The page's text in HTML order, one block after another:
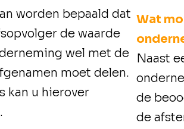
worden bepaald dat
de waarde
wel met de
moet delen.
kan u hierover
Wat
Naast
de
de